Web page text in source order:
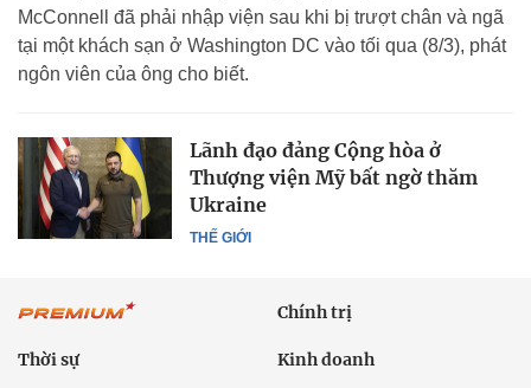
McConnell đã phải nhập viện sau khi bị trượt chân và ngã
tại một khách sạn ở Washington DC vào tối qua (8/3), phát
ngôn viên của ông cho biết.
THẾ GIỚI
Lãnh đạo đảng Cộng hòa ở
Thượng viện Mỹ bất ngờ thăm
Ukraine
Chính trị
Thời sự Kinh doanh